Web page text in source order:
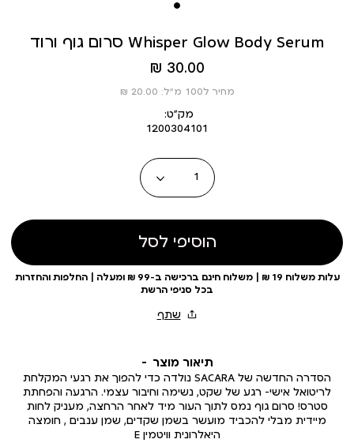
סרום גוף ורוד Whisper Glow Body Serum
מחיר
מוצר
30.00 ₪
מחיר ל100 מ”ל: 20.00 ₪
מק״ט:
1200304101
כמות
הוסיפי לסל
עלות משלוח 19 ₪ | משלוח חינם ברכישה ב-99 ₪ ומעלה | החלפות והחזרות
בכל סניפי הרשת
תיאור מוצר
הסדרה החדשה של SACARA נולדה כדי להפוך את רגעי המקלחת
לריטואל אישי- רגע של שקט, נשימה וחיבור עצמי. הרגעה והפחתת
סטרס! סרום גוף נמס לתוך העור מיד לאחר הרחצה, מעניק לחות
מיידית מבלי להכביד מועשר בשמן שקדים, שמן ענבים , חומצה
היאלרונית וויטמין E